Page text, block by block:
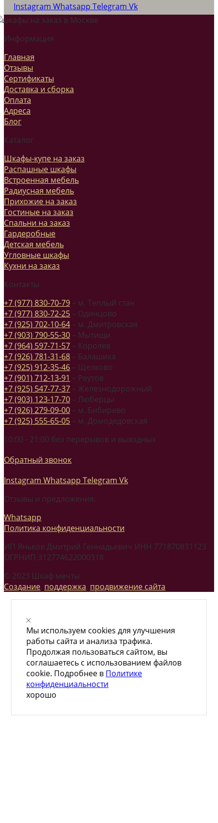
Instagram Whatsapp Telegram Vk
Информация
Главная
Отзывы
Сертификаты
Доставка и сборка
Оплата
Адреса
Блог
Каталог
Шкафы-купе на заказ
Распашные шкафы
Встроенная мебель
Радиусная мебель
Прихожие на заказ
Гостиные на заказ
Спальни на заказ
Гардеробные
Детская мебель
Угловные шкафы
Кухни на заказ
Контакты
+7 (977) 830-70-79 – м. Теплый стан
+7 (977) 830-72-25 – Одинцово
+7 (925) 702-10-64 – м. Дмитровская
+7 (903) 790-55-30 – Мытищи
+7 (964) 597-71-57 – Королев
+7 (926) 781-31-68 – Балашиха
+7 (925) 912-35-46 – Щелково
+7 (901) 712-13-91 – Реутов
+7 (925) 547-77-37 – Железнодорожный
+7 (903) 123-17-70 – Люберцы
+7 (926) 279-09-00 – м. Бибирево
+7 (925) 555-65-05 – м. Домодедовская
10:00 - 21:00 без перерывов и выходных
Обратный звонок
Instagram Whatsapp Telegram Vk
Отзывы и предложения:
Whatsapp
Политика конфиденциальности
ИП Яньков Дмитрий Геннадьевич ИНН 771870831123
ОГРНИП 312774622000318
© 2023 Шкаф мечты
Создание, поддержка, продвижение сайта
Мы используем cookies для улучшения
работы сайта и анализа трафика.
Продолжая пользоваться сайтом, вы
соглашаетесь с использованием файлов
cookie. Подробнее в Политике
конфиденциальности
хорошо